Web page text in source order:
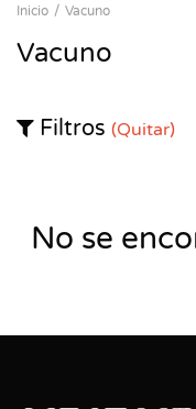
Inicio Vacuno
Vacuno
Filtros (Quitar)
No se